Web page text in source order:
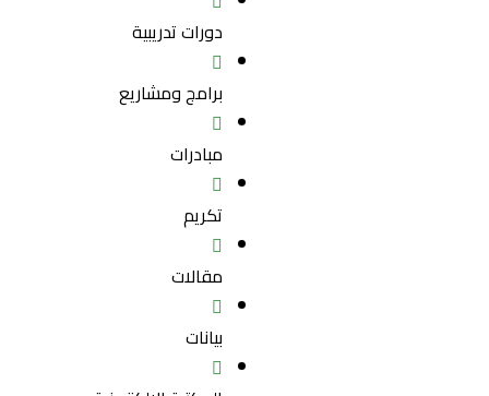
دورات تدريبية
برامج ومشاريع
مبادرات
تكريم
مقالات
بيانات